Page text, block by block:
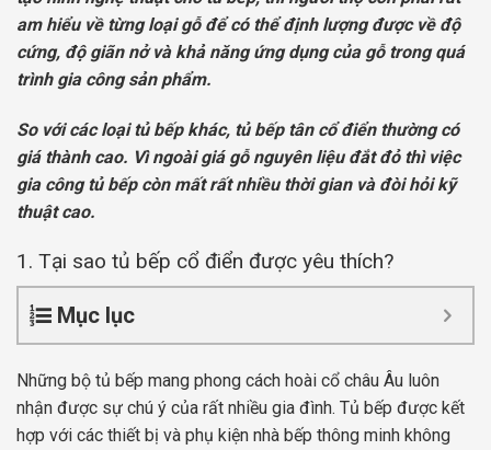
am hiểu về từng loại gỗ để có thể định lượng được về độ
cứng, độ giãn nở và khả năng ứng dụng của gỗ trong quá
trình gia công sản phẩm.
So với các loại tủ bếp khác, tủ bếp tân cổ điển thường có
giá thành cao. Vì ngoài giá gỗ nguyên liệu đắt đỏ thì việc
gia công tủ bếp còn mất rất nhiều thời gian và đòi hỏi kỹ
thuật cao.
1. Tại sao tủ bếp cổ điển được yêu thích?
Mục lục
Những bộ tủ bếp mang phong cách hoài cổ châu Âu luôn
nhận được sự chú ý của rất nhiều gia đình. Tủ bếp được kết
hợp với các thiết bị và phụ kiện nhà bếp thông minh không